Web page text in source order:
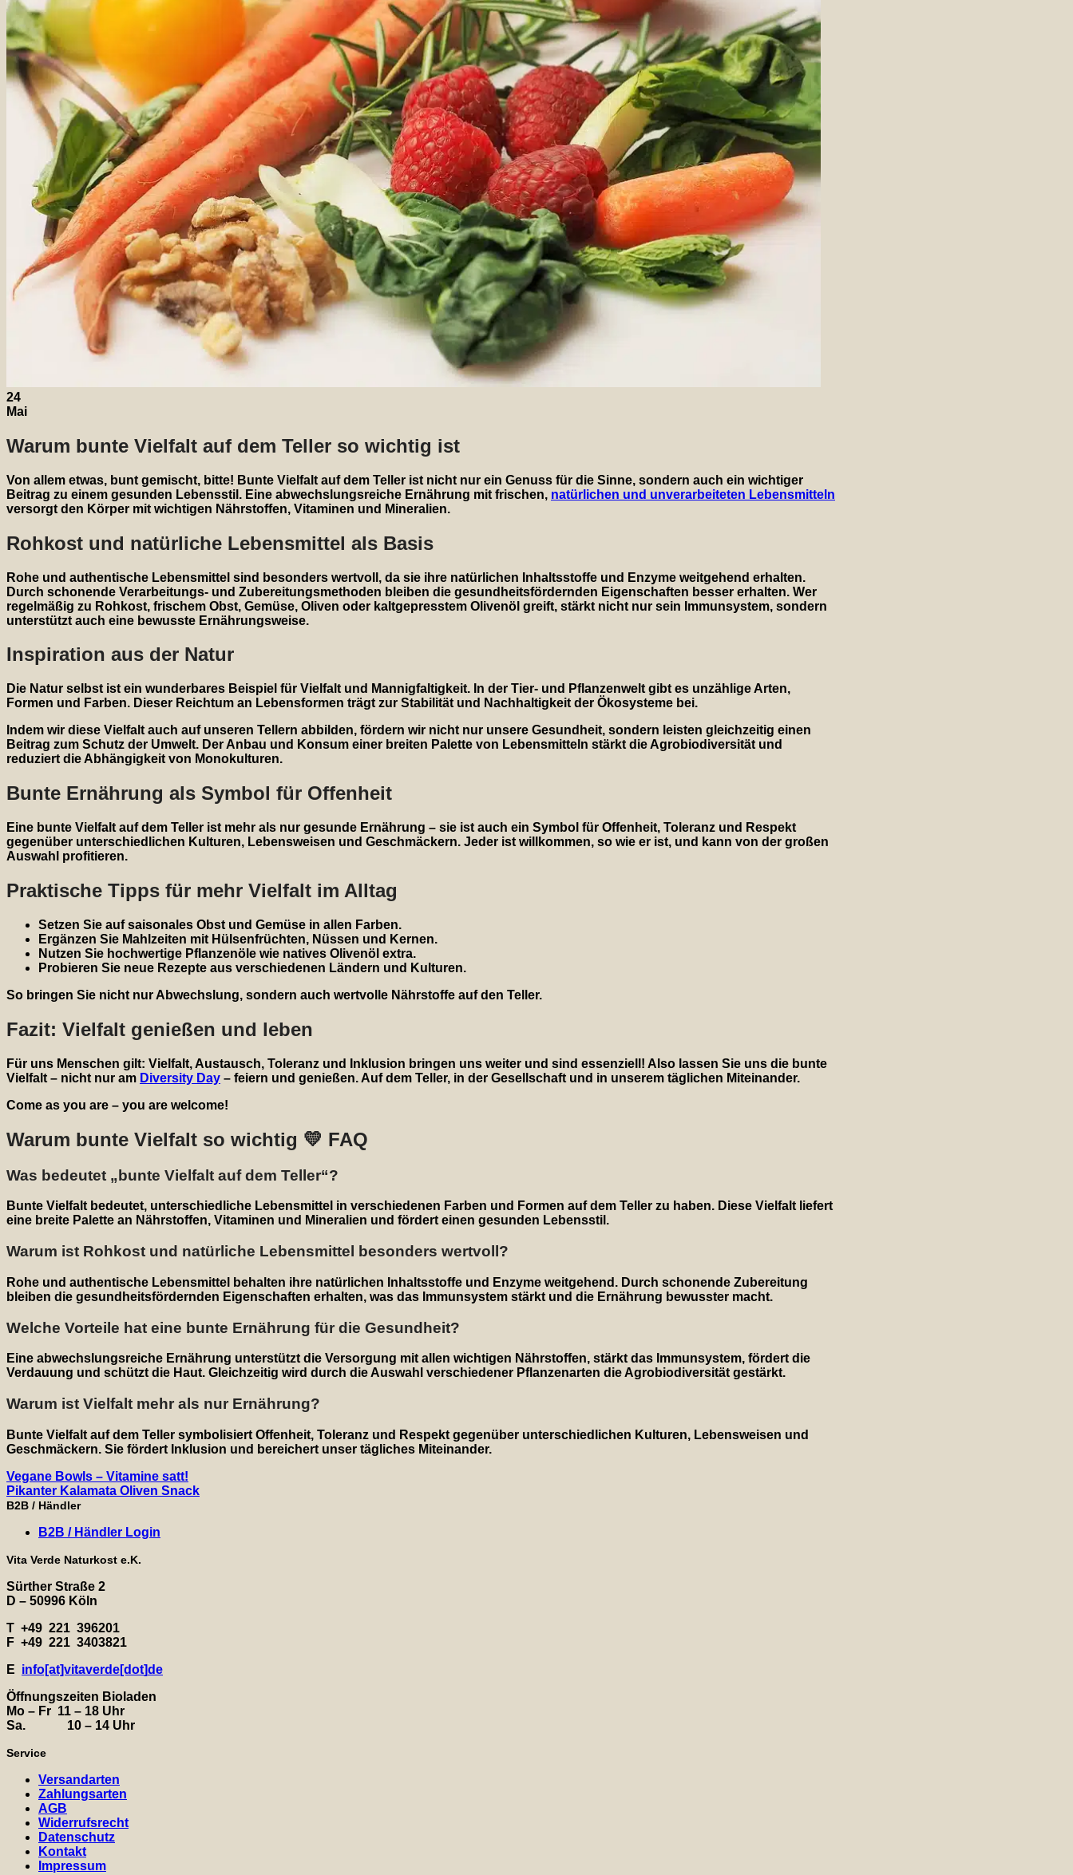
24
Mai
Warum bunte Vielfalt auf dem Teller so wichtig ist
Von allem etwas, bunt gemischt, bitte! Bunte Vielfalt auf dem Teller ist nicht nur ein Genuss für die Sinne, sondern auch ein wichtiger
Beitrag zu einem gesunden Lebensstil. Eine abwechslungsreiche Ernährung mit frischen, natürlichen und unverarbeiteten Lebensmitteln
versorgt den Körper mit wichtigen Nährstoffen, Vitaminen und Mineralien.
Rohkost und natürliche Lebensmittel als Basis
Rohe und authentische Lebensmittel sind besonders wertvoll, da sie ihre natürlichen Inhaltsstoffe und Enzyme weitgehend erhalten.
Durch schonende Verarbeitungs- und Zubereitungsmethoden bleiben die gesundheitsfördernden Eigenschaften besser erhalten. Wer
regelmäßig zu Rohkost, frischem Obst, Gemüse, Oliven oder kaltgepresstem Olivenöl greift, stärkt nicht nur sein Immunsystem, sondern
unterstützt auch eine bewusste Ernährungsweise.
Inspiration aus der Natur
Die Natur selbst ist ein wunderbares Beispiel für Vielfalt und Mannigfaltigkeit. In der Tier- und Pflanzenwelt gibt es unzählige Arten,
Formen und Farben. Dieser Reichtum an Lebensformen trägt zur Stabilität und Nachhaltigkeit der Ökosysteme bei.
Indem wir diese Vielfalt auch auf unseren Tellern abbilden, fördern wir nicht nur unsere Gesundheit, sondern leisten gleichzeitig einen
Beitrag zum Schutz der Umwelt. Der Anbau und Konsum einer breiten Palette von Lebensmitteln stärkt die Agrobiodiversität und
reduziert die Abhängigkeit von Monokulturen.
Bunte Ernährung als Symbol für Offenheit
Eine bunte Vielfalt auf dem Teller ist mehr als nur gesunde Ernährung – sie ist auch ein Symbol für Offenheit, Toleranz und Respekt
gegenüber unterschiedlichen Kulturen, Lebensweisen und Geschmäckern. Jeder ist willkommen, so wie er ist, und kann von der großen
Auswahl profitieren.
Praktische Tipps für mehr Vielfalt im Alltag
Setzen Sie auf saisonales Obst und Gemüse in allen Farben.
Ergänzen Sie Mahlzeiten mit Hülsenfrüchten, Nüssen und Kernen.
Nutzen Sie hochwertige Pflanzenöle wie natives Olivenöl extra.
Probieren Sie neue Rezepte aus verschiedenen Ländern und Kulturen.
So bringen Sie nicht nur Abwechslung, sondern auch wertvolle Nährstoffe auf den Teller.
Fazit: Vielfalt genießen und leben
Für uns Menschen gilt: Vielfalt, Austausch, Toleranz und Inklusion bringen uns weiter und sind essenziell! Also lassen Sie uns die bunte
Vielfalt – nicht nur am Diversity Day – feiern und genießen. Auf dem Teller, in der Gesellschaft und in unserem täglichen Miteinander.
Come as you are – you are welcome!
Warum bunte Vielfalt so wichtig 💛 FAQ
Was bedeutet „bunte Vielfalt auf dem Teller“?
Bunte Vielfalt bedeutet, unterschiedliche Lebensmittel in verschiedenen Farben und Formen auf dem Teller zu haben. Diese Vielfalt liefert
eine breite Palette an Nährstoffen, Vitaminen und Mineralien und fördert einen gesunden Lebensstil.
Warum ist Rohkost und natürliche Lebensmittel besonders wertvoll?
Rohe und authentische Lebensmittel behalten ihre natürlichen Inhaltsstoffe und Enzyme weitgehend. Durch schonende Zubereitung
bleiben die gesundheitsfördernden Eigenschaften erhalten, was das Immunsystem stärkt und die Ernährung bewusster macht.
Welche Vorteile hat eine bunte Ernährung für die Gesundheit?
Eine abwechslungsreiche Ernährung unterstützt die Versorgung mit allen wichtigen Nährstoffen, stärkt das Immunsystem, fördert die
Verdauung und schützt die Haut. Gleichzeitig wird durch die Auswahl verschiedener Pflanzenarten die Agrobiodiversität gestärkt.
Warum ist Vielfalt mehr als nur Ernährung?
Bunte Vielfalt auf dem Teller symbolisiert Offenheit, Toleranz und Respekt gegenüber unterschiedlichen Kulturen, Lebensweisen und
Geschmäckern. Sie fördert Inklusion und bereichert unser tägliches Miteinander.
Vegane Bowls – Vitamine satt!
Pikanter Kalamata Oliven Snack
B2B / Händler
B2B / Händler Login
Vita Verde Naturkost e.K.
Sürther Straße 2
D – 50996 Köln
T +49 221 396201
F +49 221 3403821
E info[at]vitaverde[dot]de
Öffnungszeiten Bioladen
Mo – Fr 11 – 18 Uhr
Sa. 10 – 14 Uhr
Service
Versandarten
Zahlungsarten
AGB
Widerrufsrecht
Datenschutz
Kontakt
Impressum